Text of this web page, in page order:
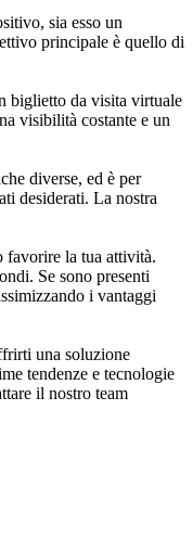
sia esso un
principale è quello di
biglietto da visita virtuale
visibilità costante e un
diverse, ed è per
desiderati. La nostra
favorire la tua attività.
Se sono presenti
i vantaggi
una soluzione
tendenze e tecnologie
il nostro team